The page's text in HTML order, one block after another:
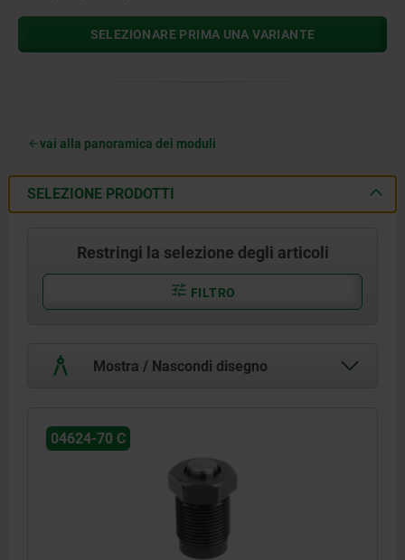
SELEZIONARE PRIMA UNA VARIANTE
vai alla panoramica dei moduli
SELEZIONE PRODOTTI
Restringi la selezione degli articoli
FILTRO
Mostra / Nascondi disegno
04624-70 C